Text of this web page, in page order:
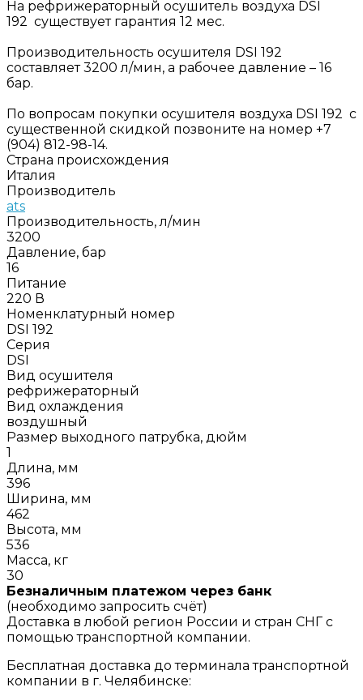
На рефрижераторный осушитель воздуха DSI
192 существует гарантия 12 мес.
Производительность осушителя DSI 192
составляет 3200 л/мин, а рабочее давление – 16
бар.
По вопросам покупки осушителя воздуха DSI 192 с
существенной скидкой позвоните на номер +7
(904) 812-98-14.
Страна происхождения
Италия
Производитель
ats
Производительность, л/мин
3200
Давление, бар
16
Питание
220 В
Номенклатурный номер
DSI 192
Серия
DSI
Вид осушителя
рефрижераторный
Вид охлаждения
воздушный
Размер выходного патрубка, дюйм
1
Длина, мм
396
Ширина, мм
462
Высота, мм
536
Масса, кг
30
Безналичным платежом через банк
(необходимо запросить счёт)
Доставка в любой регион России и стран СНГ с
помощью транспортной компании.
Бесплатная доставка до терминала транспортной
компании в г. Челябинске: